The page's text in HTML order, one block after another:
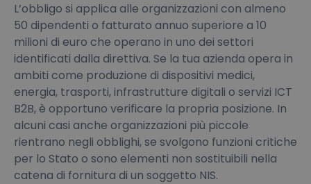
L’obbligo si applica alle organizzazioni con almeno
50 dipendenti o fatturato annuo superiore a 10
milioni di euro che operano in uno dei settori
identificati dalla direttiva. Se la tua azienda opera in
ambiti come produzione di dispositivi medici,
energia, trasporti, infrastrutture digitali o servizi ICT
B2B, è opportuno verificare la propria posizione. In
alcuni casi anche organizzazioni più piccole
rientrano negli obblighi, se svolgono funzioni critiche
per lo Stato o sono elementi non sostituibili nella
catena di fornitura di un soggetto NIS.